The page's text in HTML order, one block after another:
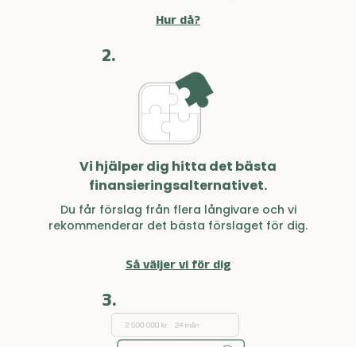
Hur då?
2.
Vi hjälper dig hitta det bästa
finansieringsalternativet.
Du får förslag från flera långivare och vi
rekommenderar det bästa förslaget för dig.
Så väljer vi för dig
3.